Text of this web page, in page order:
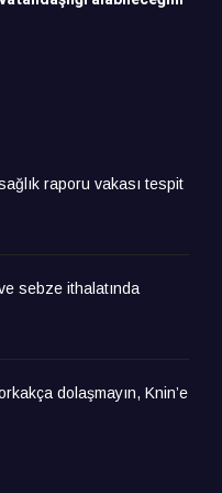
raporu vakası tespit
sebze ithalatında
dolaşmayın, Knin’e